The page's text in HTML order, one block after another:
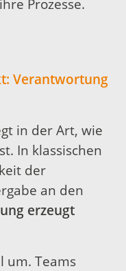
Prozesse.
Verantwortung
in der Art, wie
In klassischen
der
an den
erzeugt
um. Teams